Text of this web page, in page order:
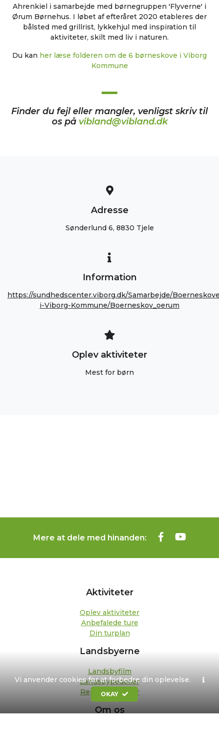
Vi anvender cookies for at forbedre din oplevelse.
OKAY
Ahrenkiel i samarbejde med børnegruppen 'Flyverne' i
Ørum Børnehus. I løbet af efteråret 2020 etableres der
bålsted med grillrist, lykkehjul med inspiration til
aktiviteter, skilt med liv i naturen.
Du kan her læse folderen om de 6 børneskove i Viborg
Kommune
Finder du fejl eller mangler, venligst skriv til
os på vibland@vibland.dk
Adresse
Sønderlund 6, 8830 Tjele
Information
https://sundhedscenter.viborg.dk/Samarbejde/
i-Viborg-Kommune/Boerneskov_oerum
Oplev aktiviteter
Mest for børn
Mere at dele med hinanden:
Aktiviteter
Oplev aktiviteter
Anbefalede ture
Din turplan
Landsbyerne
Landsbyfilm
Landsbypedeller
Repræsentanter
Om os